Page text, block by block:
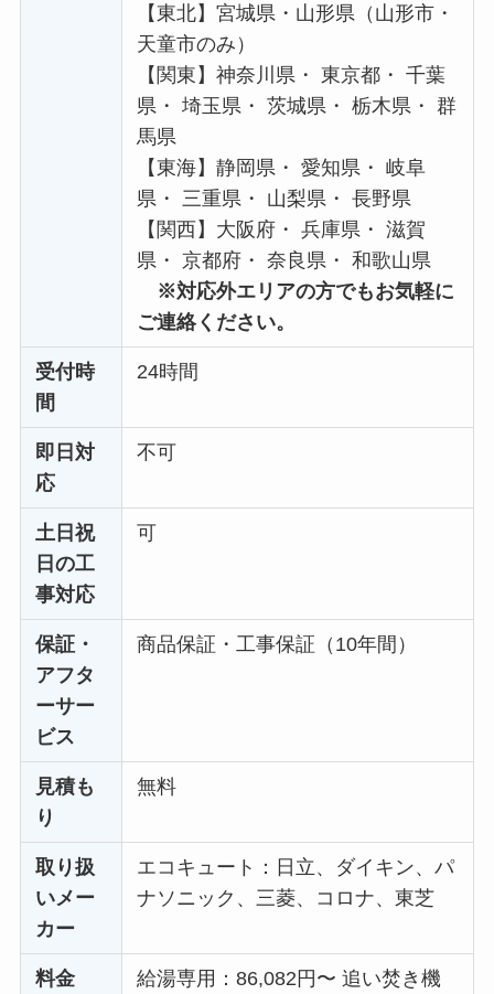
【東北】宮城県・山形県（山形市・
天童市のみ）
【関東】神奈川県・ 東京都・ 千葉
県・ 埼玉県・ 茨城県・ 栃木県・ 群
馬県
【東海】静岡県・ 愛知県・ 岐阜
県・ 三重県・ 山梨県・ 長野県
【関西】大阪府・ 兵庫県・ 滋賀
県・ 京都府・ 奈良県・ 和歌山県
※対応外エリアの方でもお気軽に
ご連絡ください。
受付時
間
24時間
即日対
応
不可
土日祝
日の工
事対応
可
保証・
アフタ
ーサー
ビス
商品保証・工事保証（10年間）
見積も
り
無料
取り扱
いメー
カー
エコキュート：日立、ダイキン、パ
ナソニック、三菱、コロナ、東芝
料金
給湯専用：86,082円〜 追い焚き機